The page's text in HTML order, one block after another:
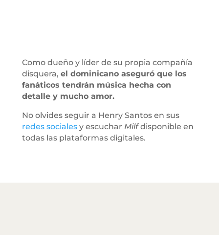
Como dueño y líder de su propia compañía
disquera, el dominicano aseguró que los
fanáticos tendrán música hecha con
detalle y mucho amor.
No olvides seguir a Henry Santos en sus
redes socialesy escuchar Milfdisponible en
todas las plataformas digitales.